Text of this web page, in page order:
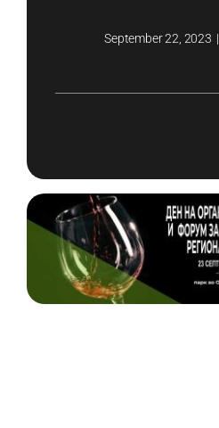
September 22, 2023 |